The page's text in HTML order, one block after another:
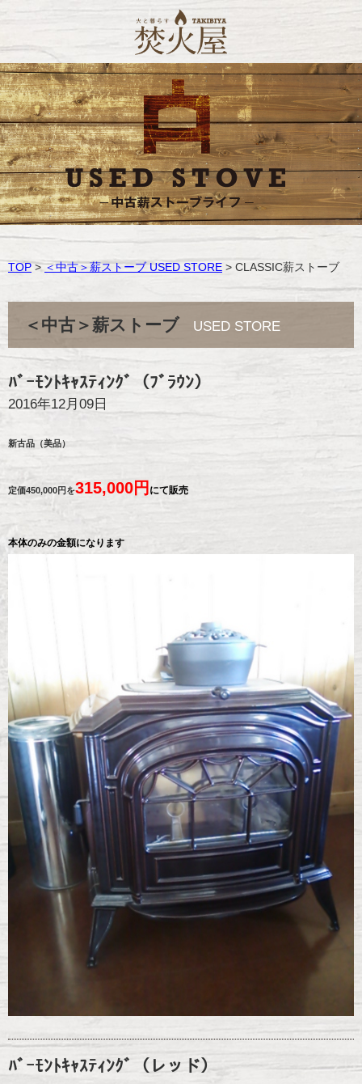
TOP>＜中古＞薪ストーブ USED STORE > CLASSIC薪ストーブ
＜中古＞薪ストーブ USED STORE
ﾊﾞｰﾓﾝﾄｷｬｽﾃｨﾝｸﾞ（ﾌﾞﾗｳﾝ）
2016年12月09日
新古品（美品）
定価450,000円を315,000円 にて販売
本体のみの金額になります
ﾊﾞｰﾓﾝﾄｷｬｽﾃｨﾝｸﾞ（レッド）